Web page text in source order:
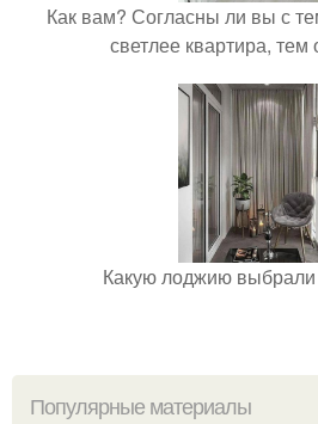
Как вам? Согласны ли вы с
светлее квартира,
Какую лоджию
Популярные материалы